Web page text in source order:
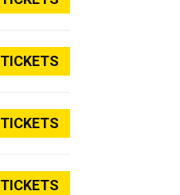
TICKETS
TICKETS
TICKETS